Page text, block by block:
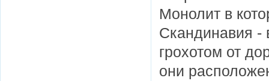
Монолит в
Скандинавия -
грохотом от
они